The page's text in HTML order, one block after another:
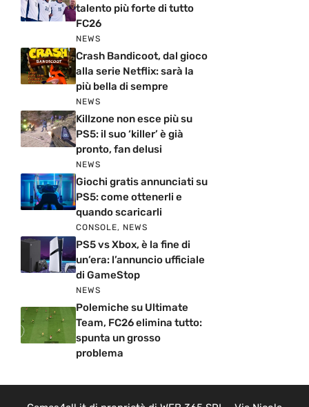
talento più forte di tutto
FC26
NEWS
Crash Bandicoot, dal gioco
alla serie Netflix: sarà la
più bella di sempre
NEWS
Killzone non esce più su
PS5: il suo ‘killer’ è già
pronto, fan delusi
NEWS
Giochi gratis annunciati su
PS5: come ottenerli e
quando scaricarli
CONSOLE, NEWS
PS5 vs Xbox, è la fine di
un’era: l’annuncio ufficiale
di GameStop
NEWS
Polemiche su Ultimate
Team, FC26 elimina tutto:
spunta un grosso
problema